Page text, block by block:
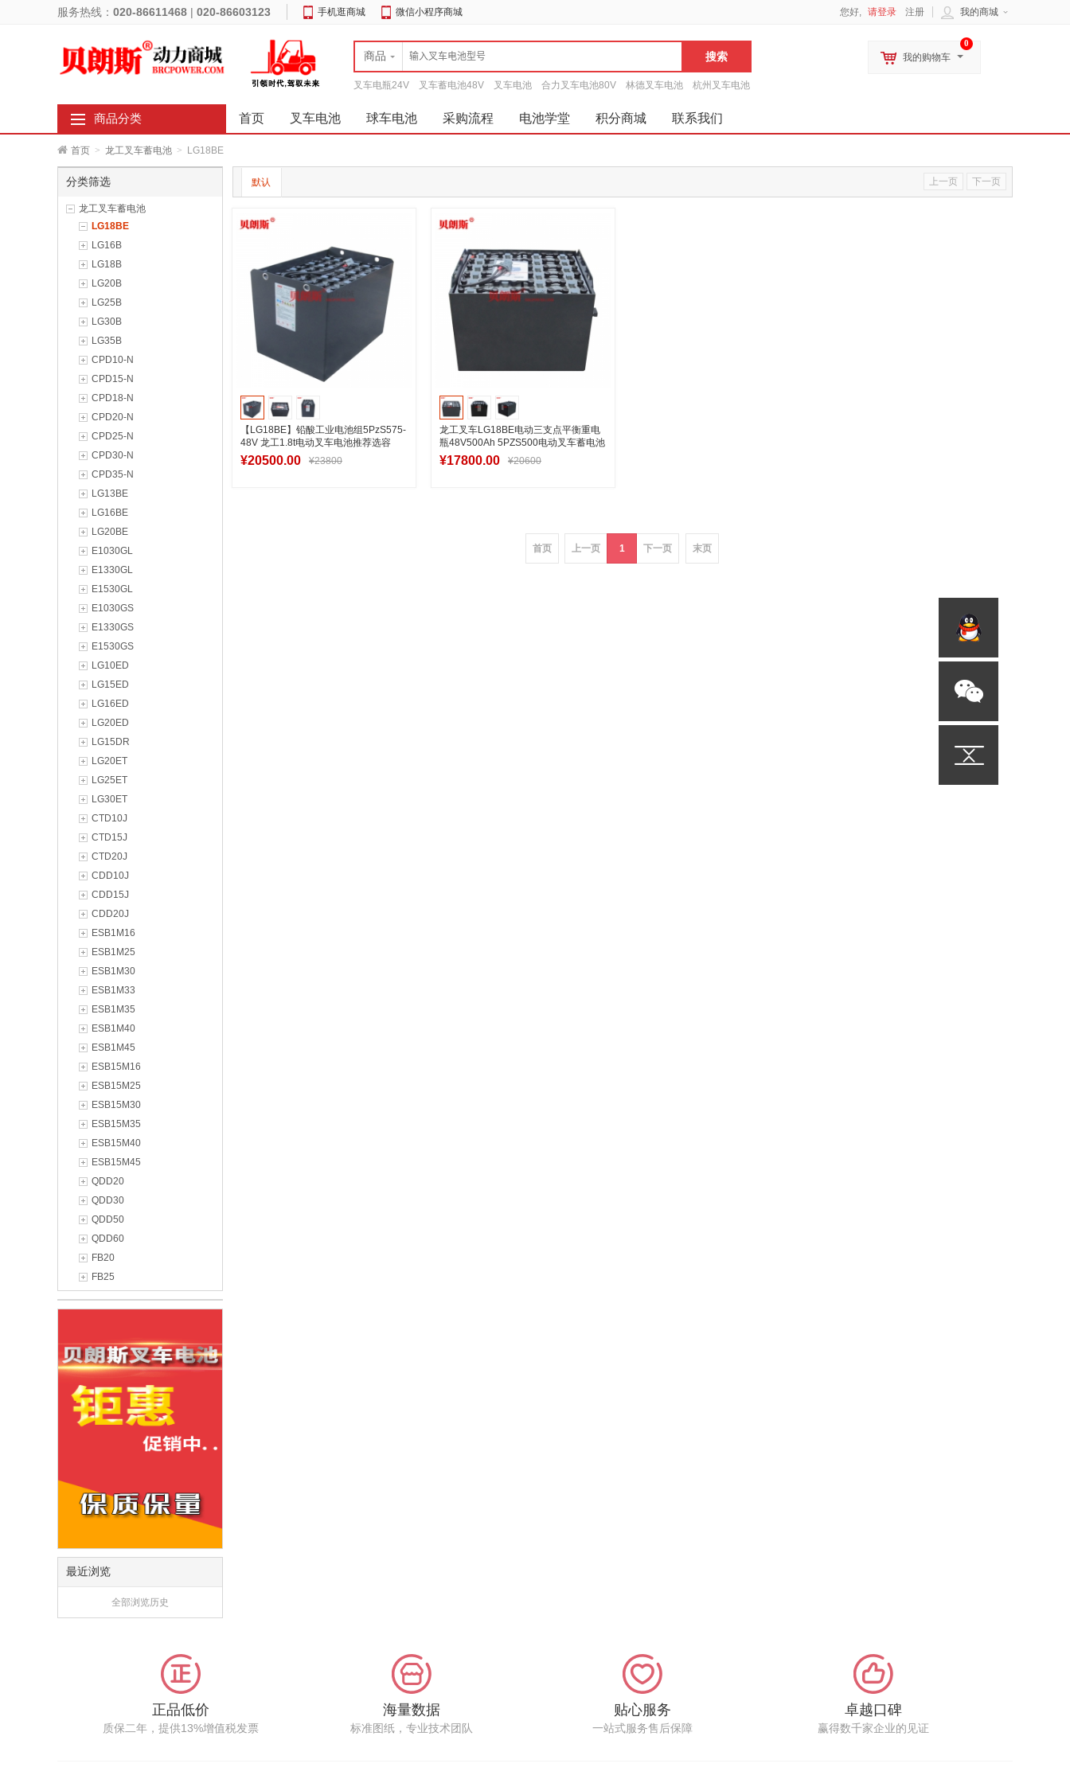
服务热线： 020-86611468 | 020-86603123 手机逛商城 微信小程序商城 我的商城
您好, 请登录 注册
商品
叉车电瓶24V 叉车蓄电池48V 叉车电池 合力叉车电池80V 林德叉车电池 杭州叉车电池
0
我的购物车
商品分类 首页 叉车电池 球车电池 采购流程 电池学堂 积分商城 联系我们
首页 > 龙工叉车蓄电池 > LG18BE
分类筛选
龙工叉车蓄电池
LG18BE
LG16B
LG18B
LG20B
LG25B
LG30B
LG35B
CPD10-N
CPD15-N
CPD18-N
CPD20-N
CPD25-N
CPD30-N
CPD35-N
LG13BE
LG16BE
LG20BE
E1030GL
E1330GL
E1530GL
E1030GS
E1330GS
E1530GS
LG10ED
LG15ED
LG16ED
LG20ED
LG15DR
LG20ET
LG25ET
LG30ET
CTD10J
CTD15J
CTD20J
CDD10J
CDD15J
CDD20J
ESB1M16
ESB1M25
ESB1M30
ESB1M33
ESB1M35
ESB1M40
ESB1M45
ESB15M16
ESB15M25
ESB15M30
ESB15M35
ESB15M40
ESB15M45
QDD20
QDD30
QDD50
QDD60
FB20
FB25
最近浏览
全部浏览历史
上一页 下一页
默认
【LG18BE】铅酸工业电池组5PzS575-
48V 龙工1.8t电动叉车电池推荐选容
¥20500.00 ¥23800
龙工叉车LG18BE电动三支点平衡重电
瓶48V500Ah 5PZS500电动叉车蓄电池
厂家
¥17800.00 ¥20600
首页 上一页 1 下一页 末页
正品低价
质保二年，提供13%增值税发票
海量数据
标准图纸，专业技术团队
贴心服务
一站式服务售后保障
卓越口碑
赢得数千家企业的见证